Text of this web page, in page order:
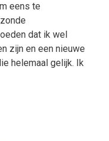
eens te
dat ik wel
zijn en een nieuwe
helemaal gelijk. Ik